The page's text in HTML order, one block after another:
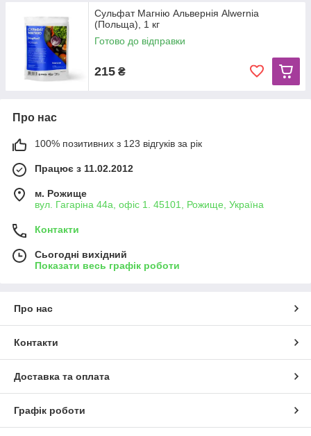
Сульфат Магнію Альвернія Alwernia
(Польща), 1 кг
Готово до відправки
215 ₴
Про нас
100% позитивних з 123 відгуків за рік
Працює з 11.02.2012
м. Рожище
вул. Гагаріна 44а, офіс 1. 45101, Рожище, Україна
Контакти
Сьогодні вихідний
Показати весь графік роботи
Про нас
Контакти
Доставка та оплата
Графік роботи